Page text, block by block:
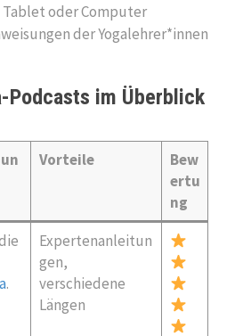
Tablet oder Computer
der Yogalehrer*innen
Podcasts im Überblick
Vorteile
Bew
ertu
ng
.
Expertenanleitun
gen,
verschiedene
Längen